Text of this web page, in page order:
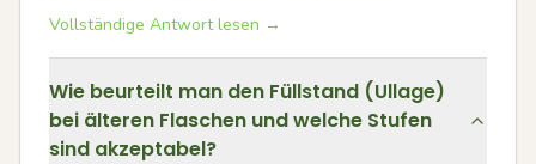
Vollständige Antwort lesen →
Wie beurteilt man den Füllstand (Ullage)
bei älteren Flaschen und welche Stufen
sind akzeptabel?